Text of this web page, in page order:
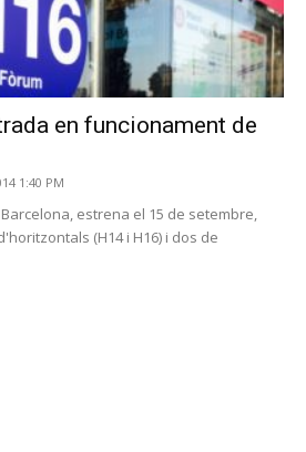
en funcionament de
1:40 PM
estrena el 15 de setembre,
(H14 i H16) i dos de